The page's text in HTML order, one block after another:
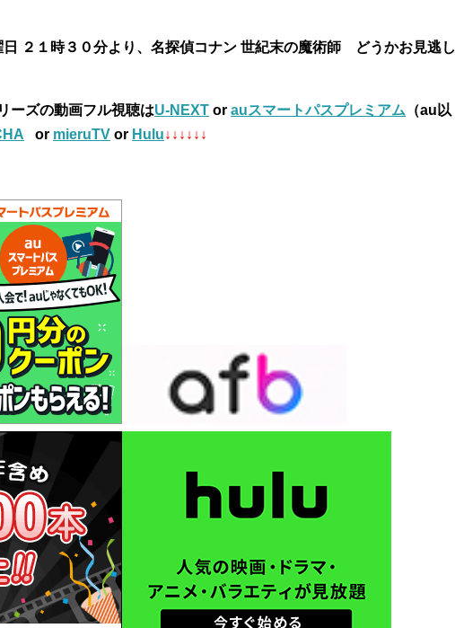
２１時３０分より、名探偵コナン 世紀末の魔術師 どうかお見逃し
ーズの動画フル視聴はU-NEXT or auスマートパスプレミアム （au以
or mieruTV or Hulu↓↓↓↓↓↓